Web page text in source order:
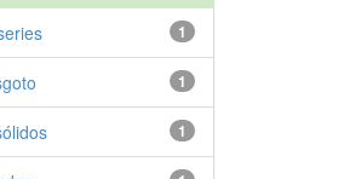
1
1
1